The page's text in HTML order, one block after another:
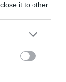
it to other